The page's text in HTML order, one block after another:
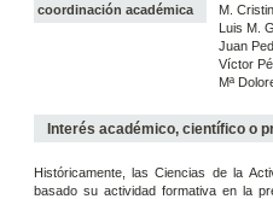
coordinación académica
M.
Luis M.
Juan
Víctor
Mª
Interés académico, científico o
Históricamente, las Ciencias de la
basado su actividad formativa en la